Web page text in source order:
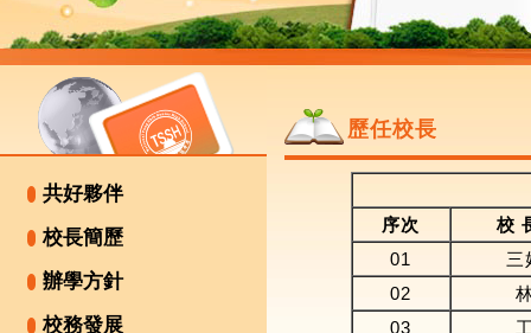
共好夥伴
校長簡歷
辦學方針
校務發展
歷任校長
序次
校
01
三
02
03